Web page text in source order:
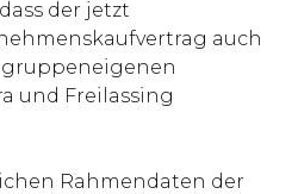
der jetzt
auch
und Freilassing
Rahmendaten der